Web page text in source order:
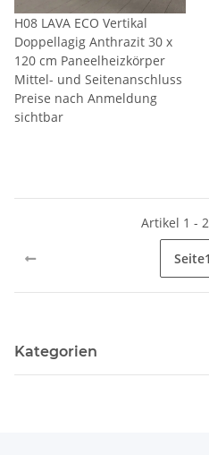
H08 LAVA ECO Vertikal
Doppellagig Anthrazit 30 x
120 cm Paneelheizkörper
Mittel- und Seitenanschluss
Preise nach Anmeldung
sichtbar
Artikel 1 -
Seite1
Kategorien